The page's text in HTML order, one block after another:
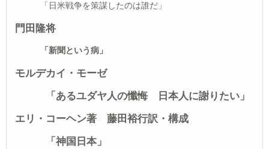
「日米戦争を策謀したのは誰だ」
門田隆将
「新聞という病」
モルデカイ・モーゼ
「あるユダヤ人の懺悔 日本人に謝りたい」
エリ・コーヘン著 藤田裕行訳・構成
「神国日本」